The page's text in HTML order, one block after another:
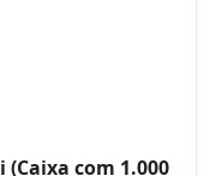
(Caixa com 1.000